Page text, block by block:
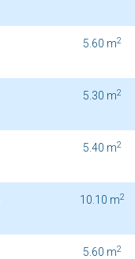
5.60 m2
5.30 m2
5.40 m2
10.10 m2
5.60 m2